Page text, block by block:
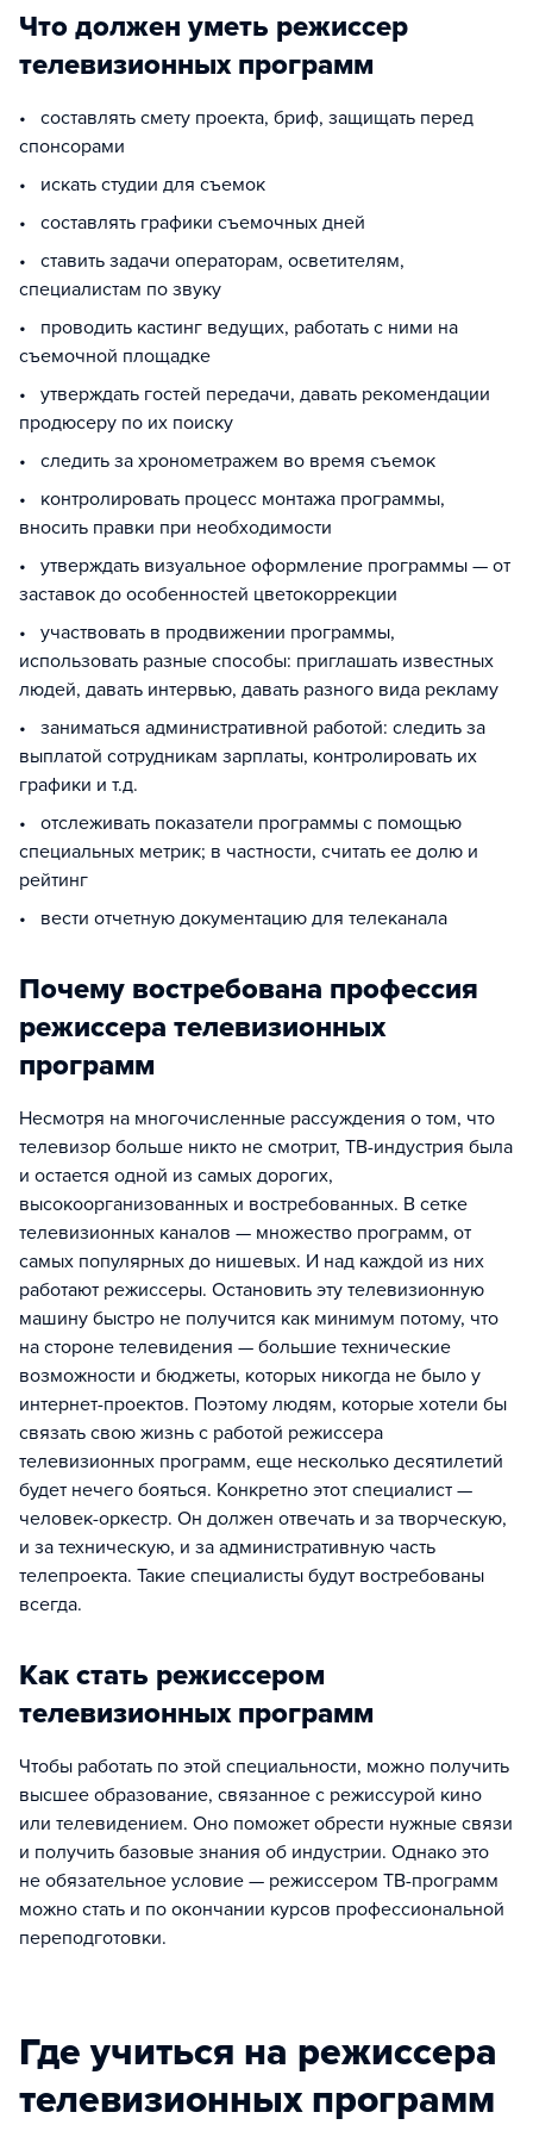
Что должен уметь режиссер
телевизионных программ
• составлять смету проекта, бриф, защищать перед
спонсорами
• искать студии для съемок
• составлять графики съемочных дней
• ставить задачи операторам, осветителям,
специалистам по звуку
• проводить кастинг ведущих, работать с ними на
съемочной площадке
• утверждать гостей передачи, давать рекомендации
продюсеру по их поиску
• следить за хронометражем во время съемок
• контролировать процесс монтажа программы,
вносить правки при необходимости
• утверждать визуальное оформление программы — от
заставок до особенностей цветокоррекции
• участвовать в продвижении программы,
использовать разные способы: приглашать известных
людей, давать интервью, давать разного вида рекламу
• заниматься административной работой: следить за
выплатой сотрудникам зарплаты, контролировать их
графики и т.д.
• отслеживать показатели программы с помощью
специальных метрик; в частности, считать ее долю и
рейтинг
• вести отчетную документацию для телеканала
Почему востребована профессия
режиссера телевизионных
программ
Несмотря на многочисленные рассуждения о том, что
телевизор больше никто не смотрит, ТВ-индустрия была
и остается одной из самых дорогих,
высокоорганизованных и востребованных. В сетке
телевизионных каналов — множество программ, от
самых популярных до нишевых. И над каждой из них
работают режиссеры. Остановить эту телевизионную
машину быстро не получится как минимум потому, что
на стороне телевидения — большие технические
возможности и бюджеты, которых никогда не было у
интернет-проектов. Поэтому людям, которые хотели бы
связать свою жизнь с работой режиссера
телевизионных программ, еще несколько десятилетий
будет нечего бояться. Конкретно этот специалист —
человек-оркестр. Он должен отвечать и за творческую,
и за техническую, и за административную часть
телепроекта. Такие специалисты будут востребованы
всегда.
Как стать режиссером
телевизионных программ
Чтобы работать по этой специальности, можно получить
высшее образование, связанное с режиссурой кино
или телевидением. Оно поможет обрести нужные связи
и получить базовые знания об индустрии. Однако это
не обязательное условие — режиссером ТВ-программ
можно стать и по окончании курсов профессиональной
переподготовки.
Где учиться на режиссера
телевизионных программ